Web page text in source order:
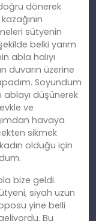
ru dönerek
sütyenin
belki yarım
abla halıyı
duvarın üzerine
Soyundum
ablayı düşünerek
ve
havaya
sikmek
olduğu için
bize geldi.
siyah uzun
yine belli
Bu